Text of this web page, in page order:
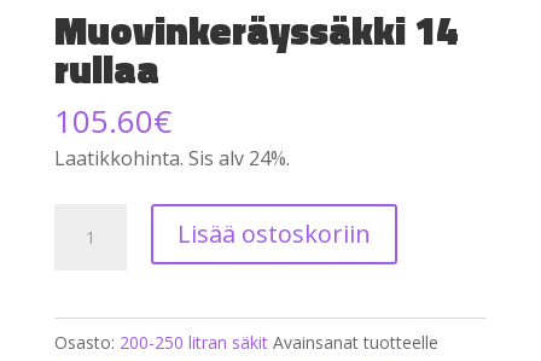
Muovinkeräyssäkki 14
rullaa
105.60€
Laatikkohinta. Sis alv 24%.
Muovinkeräyssäkki
määrä
Lisää ostoskoriin
Osasto: 200-250 litran säkit Avainsanat tuotteelle